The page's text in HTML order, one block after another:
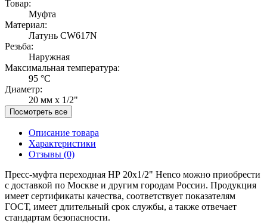
Товар:
Муфта
Материал:
Латунь CW617N
Резьба:
Наружная
Максимальная температура:
95 °C
Диаметр:
20 мм x 1/2"
Посмотреть все
Описание товара
Характеристики
Отзывы (0)
Пресс-муфта переходная НР 20x1/2" Henco можно приобрести
с доставкой по Москве и другим городам России. Продукция
имеет сертификаты качества, соответствует показателям
ГОСТ, имеет длительный срок службы, а также отвечает
стандартам безопасности.